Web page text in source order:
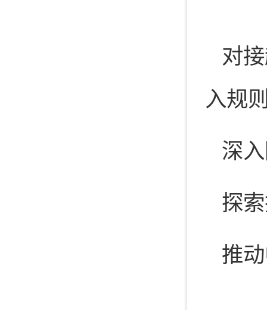
对
入规
深
探
推